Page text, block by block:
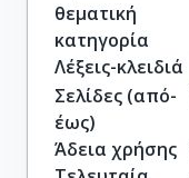
θεματική
κατηγορία
Λέξεις-κλειδιά
Σελίδες (από-
έως)
Άδεια χρήσης